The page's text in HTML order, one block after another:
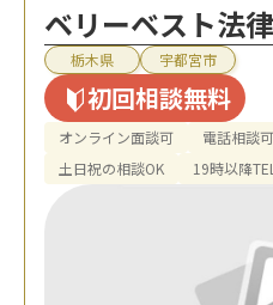
ベリーベスト法
栃木県 宇都宮市
初回相談無料
オンライン面談可 電話相談可
土日祝の相談OK
19時以降